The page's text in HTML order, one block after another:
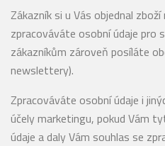
Zákazník si u Vás objednal
zpracováváte osobní údaje pro
zákazníkům zároveň posíláte
newslettery).
Zpracováváte osobní údaje i
účely marketingu, pokud Vám
údaje a daly Vám souhlas se